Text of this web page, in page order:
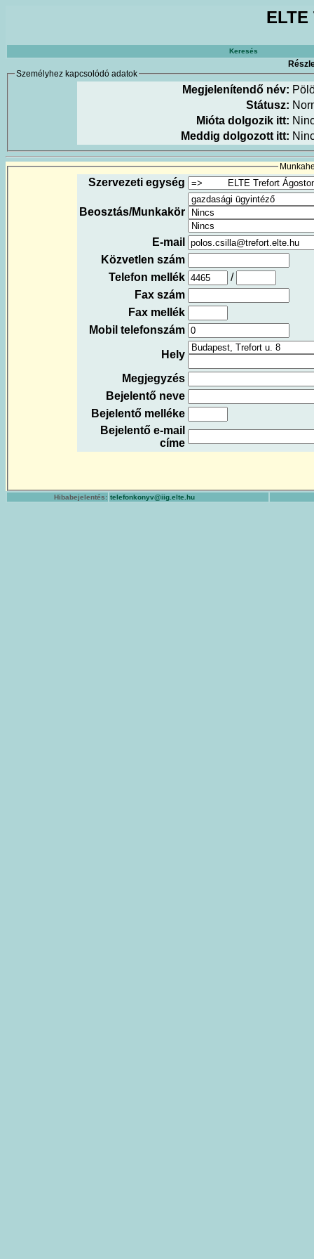
Keresés
Személyhez kapcsolódó adatok
Megjelenítendő név:
Státusz:
Mióta dolgozik itt:
Meddig dolgozott itt:
Szervezeti egység
Beosztás/Munkakör
E-mail
Közvetlen szám
Telefon mellék
/
Fax szám
Fax mellék
Mobil telefonszám
Hely
Megjegyzés
Bejelentő neve
Bejelentő melléke
Bejelentő e-mail
címe
Hibabejelentés: telefonkonyv@iig.elte.hu